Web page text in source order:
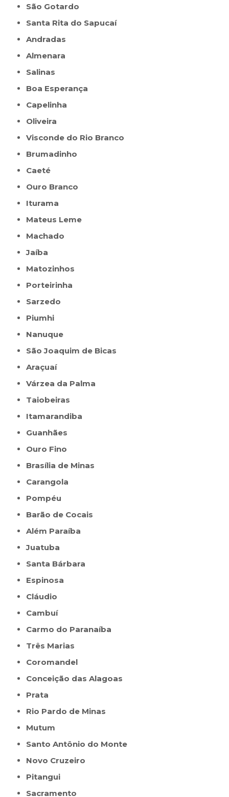
São Gotardo
Santa Rita do Sapucaí
Andradas
Almenara
Salinas
Boa Esperança
Capelinha
Oliveira
Visconde do Rio Branco
Brumadinho
Caeté
Ouro Branco
Iturama
Mateus Leme
Machado
Jaíba
Matozinhos
Porteirinha
Sarzedo
Piumhi
Nanuque
São Joaquim de Bicas
Araçuaí
Várzea da Palma
Taiobeiras
Itamarandiba
Guanhães
Ouro Fino
Brasília de Minas
Carangola
Pompéu
Barão de Cocais
Além Paraíba
Juatuba
Santa Bárbara
Espinosa
Cláudio
Cambuí
Carmo do Paranaíba
Três Marias
Coromandel
Conceição das Alagoas
Prata
Rio Pardo de Minas
Mutum
Santo Antônio do Monte
Novo Cruzeiro
Pitangui
Sacramento